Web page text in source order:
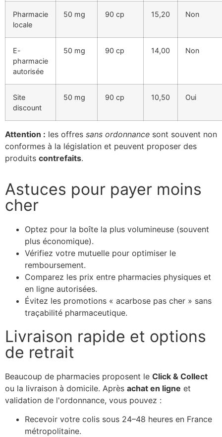
Pharmacie
locale
50 mg 90 cp 15,20 Non
E-
pharmacie
autorisée
50 mg 90 cp 14,00 Non
Site
discount
50 mg 90 cp 10,50 Oui
Attention : les offres sans ordonnance sont souvent non
conformes à la législation et peuvent proposer des
produits contrefaits.
Astuces pour payer moins
cher
Optez pour la boîte la plus volumineuse (souvent
plus économique).
Vérifiez votre mutuelle pour optimiser le
remboursement.
Comparez les prix entre pharmacies physiques et
en ligne autorisées.
Évitez les promotions « acarbose pas cher » sans
traçabilité pharmaceutique.
Livraison rapide et options
de retrait
Beaucoup de pharmacies proposent le Click & Collect
ou la livraison à domicile. Après achat en ligne et
validation de l'ordonnance, vous pouvez :
Recevoir votre colis sous 24–48 heures en France
métropolitaine.